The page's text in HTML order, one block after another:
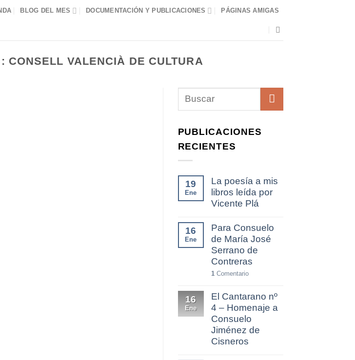
BLOG DEL MES DOCUMENTACIÓN Y PUBLICACIONES PÁGINAS AMIGAS
CONSELL VALENCIÀ DE CULTURA
PUBLICACIONES
RECIENTES
19
Ene
La poesía a mis
libros leída por
Vicente Plá
16
Ene
Para Consuelo
de María José
Serrano de
Contreras
1Comentario
16
Ene
El Cantarano nº
4 – Homenaje a
Consuelo
Jiménez de
Cisneros